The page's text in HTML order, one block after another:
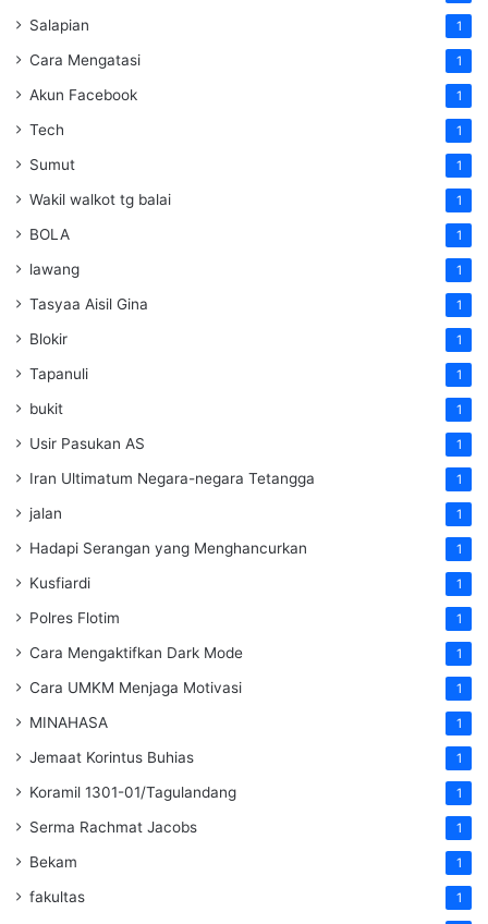
Salapian 1
Cara Mengatasi 1
Akun Facebook 1
Tech 1
Sumut 1
Wakil walkot tg balai 1
BOLA 1
lawang 1
Tasyaa Aisil Gina 1
Blokir 1
Tapanuli 1
bukit 1
Usir Pasukan AS 1
Iran Ultimatum Negara-negara Tetangga 1
jalan 1
Hadapi Serangan yang Menghancurkan 1
Kusfiardi 1
Polres Flotim 1
Cara Mengaktifkan Dark Mode 1
Cara UMKM Menjaga Motivasi 1
MINAHASA 1
Jemaat Korintus Buhias 1
Koramil 1301-01/Tagulandang 1
Serma Rachmat Jacobs 1
Bekam 1
fakultas 1